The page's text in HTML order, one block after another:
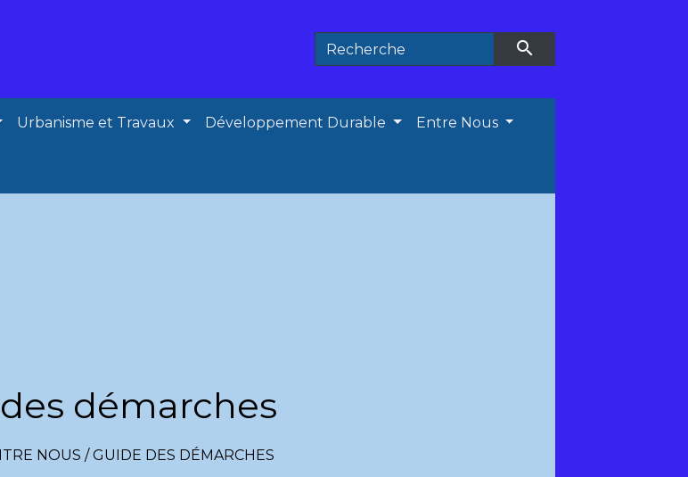
search
Urbanisme et Travaux Développement Durable Entre Nous
démarches
NOUS /GUIDE DES DÉMARCHES